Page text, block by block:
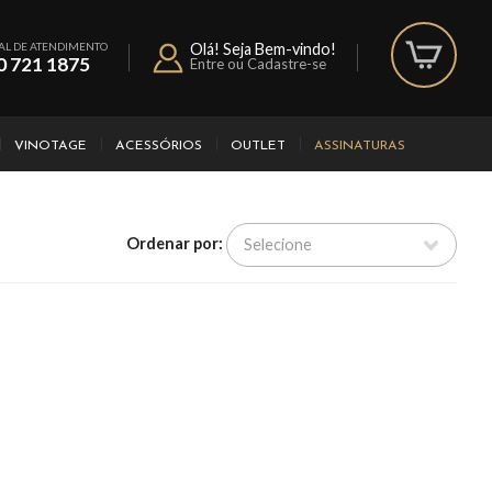
DE ATENDIMENTO
721 1875
Olá! Seja Bem-vindo!
Entre ou Cadastre-se
VINOTAGE ACESSÓRIOS OUTLET ASSINATURAS
Ordenar por: